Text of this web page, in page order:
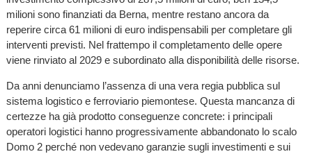
milioni sono finanziati da Berna, mentre restano ancora da
reperire circa 61 milioni di euro indispensabili per completare gli
interventi previsti. Nel frattempo il completamento delle opere
viene rinviato al 2029 e subordinato alla disponibilità delle risorse.
Da anni denunciamo l’assenza di una vera regia pubblica sul
sistema logistico e ferroviario piemontese. Questa mancanza di
certezze ha già prodotto conseguenze concrete: i principali
operatori logistici hanno progressivamente abbandonato lo scalo
Domo 2 perché non vedevano garanzie sugli investimenti e sui